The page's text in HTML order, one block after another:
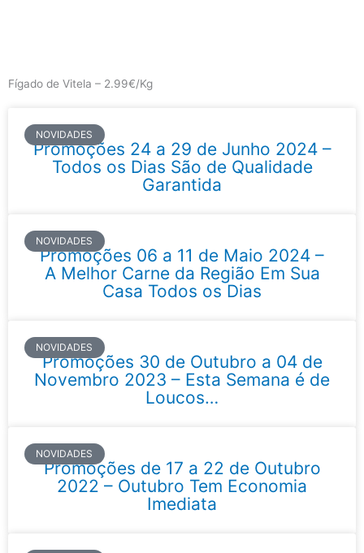
Fígado de Vitela – 2.99€/Kg
NOVIDADES
Promoções 24 a 29 de Junho 2024 –
Todos os Dias São de Qualidade
Garantida
NOVIDADES
Promoções 06 a 11 de Maio 2024 –
A Melhor Carne da Região Em Sua
Casa Todos os Dias
NOVIDADES
Promoções 30 de Outubro a 04 de
Novembro 2023 – Esta Semana é de
Loucos…
NOVIDADES
Promoções de 17 a 22 de Outubro
2022 – Outubro Tem Economia
Imediata